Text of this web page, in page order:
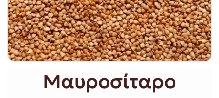
Μαυροσίταρο